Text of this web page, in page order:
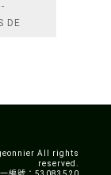
DE
All rights
reserved.